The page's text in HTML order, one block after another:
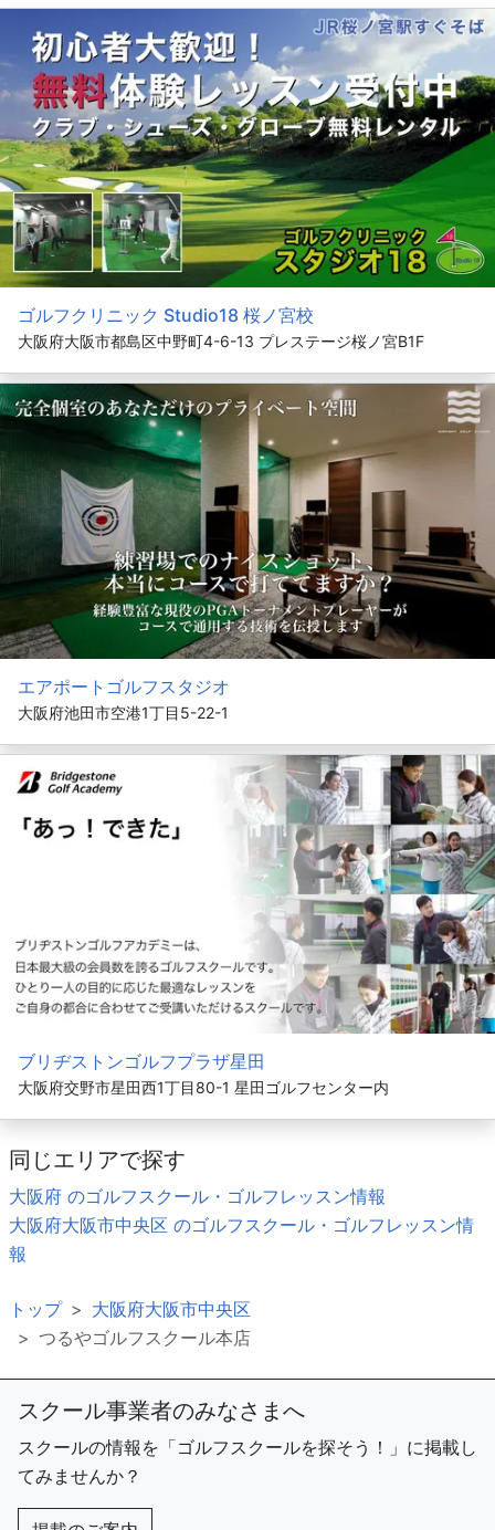
ゴルフクリニック Studio18 桜ノ宮校
大阪府大阪市都島区中野町4-6-13 プレステージ桜ノ宮B1F
エアポートゴルフスタジオ
大阪府池田市空港1丁目5-22-1
ブリヂストンゴルフプラザ星田
大阪府交野市星田西1丁目80-1 星田ゴルフセンター内
同じエリアで探す
大阪府 のゴルフスクール・ゴルフレッスン情報
大阪府大阪市中央区 のゴルフスクール・ゴルフレッスン情
報
トップ
大阪府大阪市中央区
つるやゴルフスクール本店
スクール事業者のみなさまへ
スクールの情報を「ゴルフスクールを探そう！」に掲載し
てみませんか？